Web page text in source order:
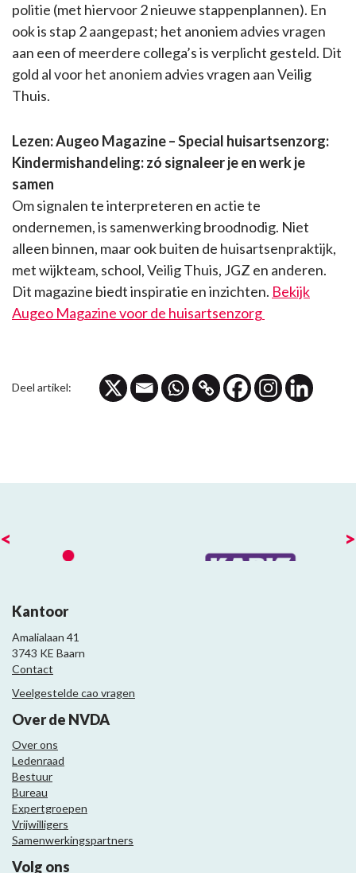
politie (met hiervoor 2 nieuwe stappenplannen). En
ook is stap 2 aangepast; het anoniem advies vragen
aan een of meerdere collega’s is verplicht gesteld. Dit
gold al voor het anoniem advies vragen aan Veilig
Thuis.
Lezen: Augeo Magazine – Special huisartsenzorg:
Kindermishandeling: zó signaleer je en werk je
samen
Om signalen te interpreteren en actie te
ondernemen, is samenwerking broodnodig. Niet
alleen binnen, maar ook buiten de huisartsenpraktijk,
met wijkteam, school, Veilig Thuis, JGZ en anderen.
Dit magazine biedt inspiratie en inzichten. Bekijk
Augeo Magazine voor de huisartsenzorg
Deel artikel:
< >
Kantoor
Amalialaan 41
3743 KE Baarn
Contact
Veelgestelde cao vragen
Over de NVDA
Over ons
Ledenraad
Bestuur
Bureau
Expertgroepen
Vrijwilligers
Samenwerkingspartners
Volg ons